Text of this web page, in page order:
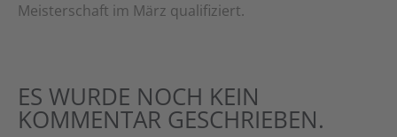
Meisterschaft im März qualifiziert.
ES WURDE NOCH KEIN
KOMMENTAR GESCHRIEBEN.